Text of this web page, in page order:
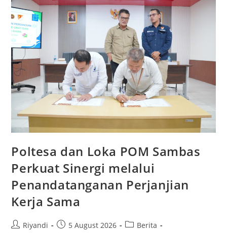
Poltesa dan Loka POM Sambas
Perkuat Sinergi melalui
Penandatanganan Perjanjian
Kerja Sama
Riyandi 5 August 2026
Berita